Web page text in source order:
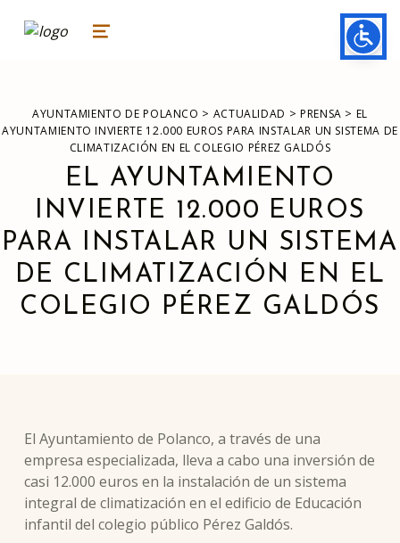
ayuntamiento de polanco
AYUNTAMIENTO DE POLANCO MENU
AYUNTAMIENTO DE POLANCO > ACTUALIDAD > PRENSA > EL
AYUNTAMIENTO INVIERTE 12.000 EUROS PARA INSTALAR UN SISTEMA DE
CLIMATIZACIÓN EN EL COLEGIO PÉREZ GALDÓS
EL AYUNTAMIENTO
INVIERTE 12.000 EUROS
PARA INSTALAR UN SISTEMA
DE CLIMATIZACIÓN EN EL
COLEGIO PÉREZ GALDÓS
El Ayuntamiento de Polanco, a través de una
empresa especializada, lleva a cabo una inversión de
casi 12.000 euros en la instalación de un sistema
integral de climatización en el edificio de Educación
infantil del colegio público Pérez Galdós.